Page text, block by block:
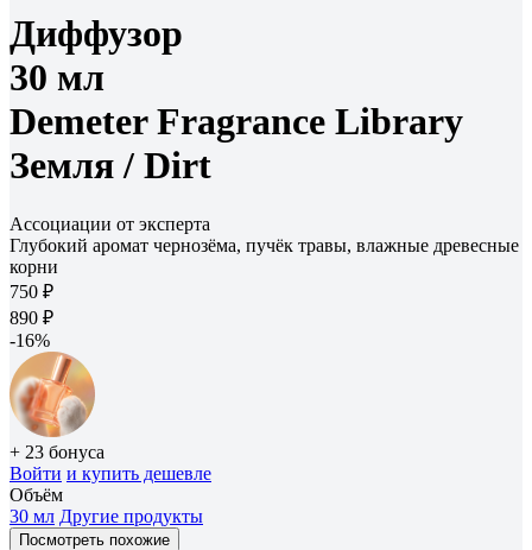
Диффузор
30 мл
Demeter Fragrance Library
Земля / Dirt
Ассоциации от эксперта
Глубокий аромат чернозёма, пучёк травы, влажные древесные
корни
750 ₽
890 ₽
-16%
+ 23 бонуса
Войти и купить дешевле
Объём
30 мл Другие продукты
Посмотреть похожие